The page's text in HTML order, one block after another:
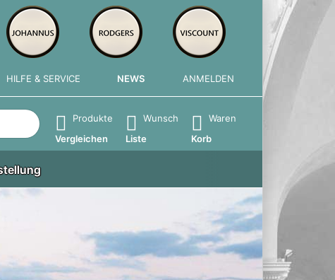
HILFE & SERVICE NEWS ANMELDEN
die Eingabetaste, um alle Ergebnisse aufzurufen.
Produkte
Vergleichen
Wunsch
Liste
Waren
Korb